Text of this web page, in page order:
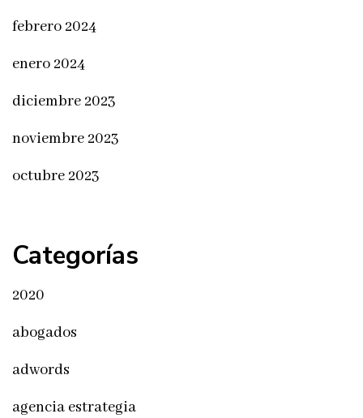
febrero 2024
enero 2024
diciembre 2023
noviembre 2023
octubre 2023
Categorías
2020
abogados
adwords
agencia estrategia